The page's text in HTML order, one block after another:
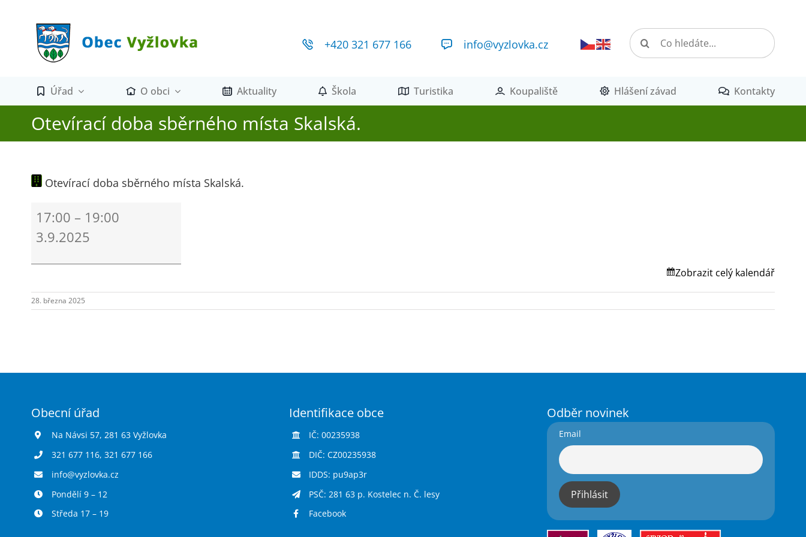
+420 321 677 166 info@vyzlovka.cz
Hledat:
Úřad O obci Aktuality Škola Turistika Koupaliště Hlášení závad Kontakty
Otevírací doba sběrného místa Skalská.
Otevírací doba sběrného místa Skalská.
doba
sběrného
Skalská.
17:00 – 19:00
3.9.2025
Zobrazit celý kalendář
28. března 2025
Obecní úřad
Na Návsi 57, 281 63 Vyžlovka
321 677 116, 321 677 166
info@vyzlovka.cz
Pondělí 9 – 12
Středa 17 – 19
Identifikace obce
IČ: 00235938
DIČ: CZ00235938
IDDS: pu9ap3r
PSČ: 281 63 p. Kostelec n. Č. lesy
Facebook
Odběr novinek
Email